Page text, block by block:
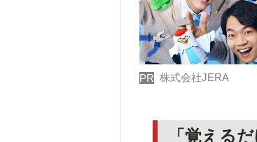
PR 株式会社JERA
「覚える